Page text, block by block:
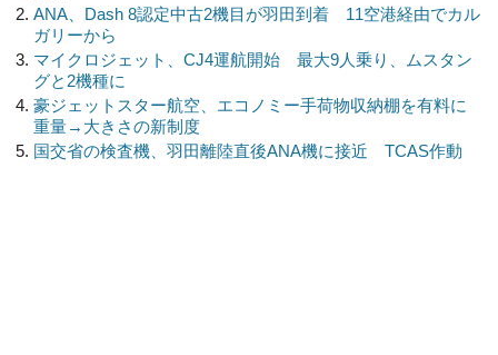
ANA、Dash 8認定中古2機目が羽田到着 11空港経由でカル
ガリーから
マイクロジェット、CJ4運航開始 最大9人乗り、ムスタン
グと2機種に
豪ジェットスター航空、エコノミー手荷物収納棚を有料に
重量→大きさの新制度
国交省の検査機、羽田離陸直後ANA機に接近 TCAS作動